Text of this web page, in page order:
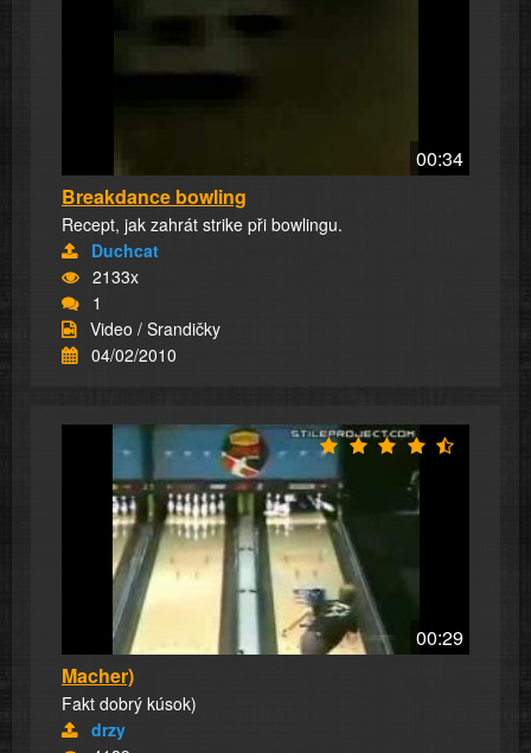
00:34
Breakdance bowling
Recept, jak zahrát strike při bowlingu.
Duchcat
2133x
1
Video / Srandičky
04/02/2010
00:29
Macher)
Fakt dobrý kúsok)
drzy